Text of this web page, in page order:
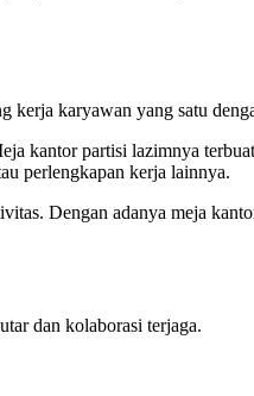
kerja karyawan yang satu
kantor partisi lazimnya
perlengkapan kerja lainnya.
Dengan adanya meja
dan kolaborasi terjaga.